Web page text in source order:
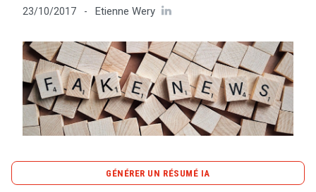
Tout sur le droit de l'innovation
Rechercher
23/10/2017 - Etienne Wery
GÉNÉRER UN RÉSUMÉ IA